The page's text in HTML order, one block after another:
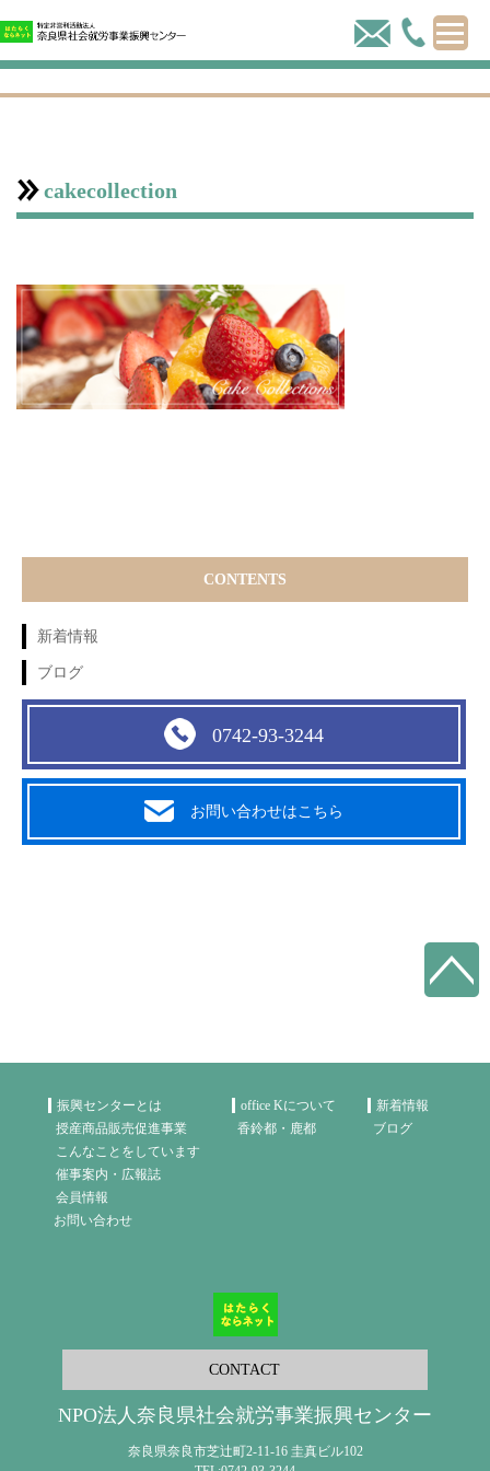
cakecollection
CONTENTS
新着情報
ブログ
0742-93-3244
お問い合わせはこちら
振興センターとは
授産商品販売促進事業
こんなことをしています
催事案内・広報誌
会員情報
お問い合わせ
office Kについて
香鈴都・鹿都
新着情報
ブログ
CONTACT
NPO法人奈良県社会就労事業振興センター
奈良県奈良市芝辻町2-11-16 圭真ビル102